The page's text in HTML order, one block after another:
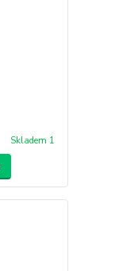
Skladem 1